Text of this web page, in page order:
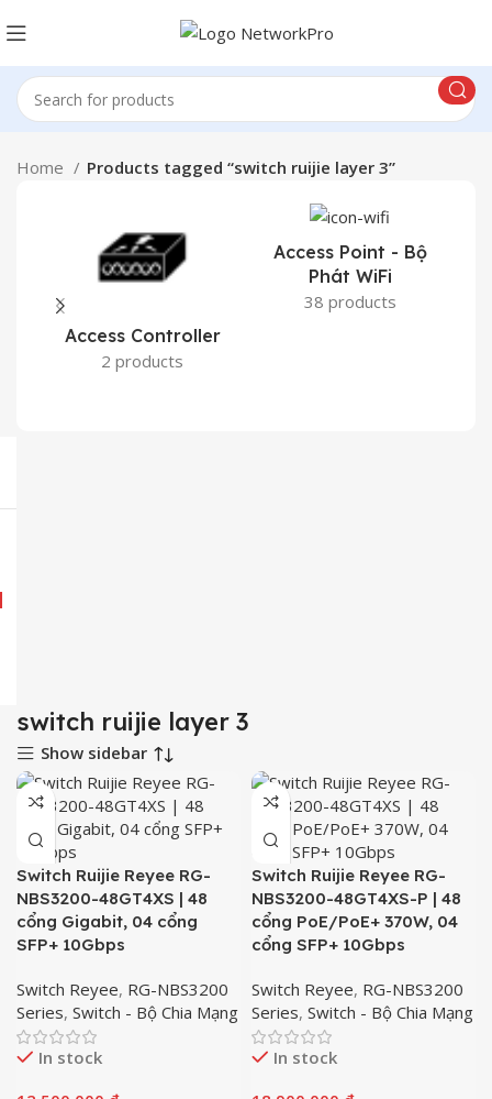
Home Products tagged “switch ruijie layer 3”
Access Controller
2 products
Access Point - Bộ
Phát WiFi
38 products
switch ruijie layer 3
Show sidebar
Switch Ruijie Reyee RG-
NBS3200-48GT4XS | 48
cổng Gigabit, 04 cổng
SFP+ 10Gbps
Switch Reyee, RG-NBS3200
Series, Switch - Bộ Chia Mạng
In stock
Switch Ruijie Reyee RG-
NBS3200-48GT4XS-P | 48
cổng PoE/PoE+ 370W, 04
cổng SFP+ 10Gbps
Switch Reyee, RG-NBS3200
Series, Switch - Bộ Chia Mạng
In stock